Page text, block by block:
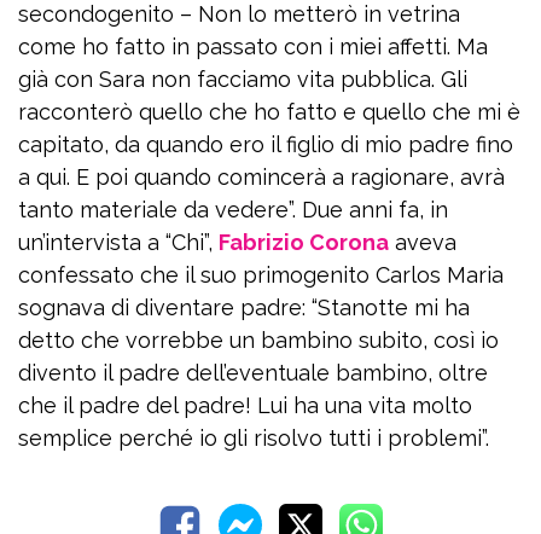
secondogenito – Non lo metterò in vetrina
come ho fatto in passato con i miei affetti. Ma
già con Sara non facciamo vita pubblica. Gli
racconterò quello che ho fatto e quello che mi è
capitato, da quando ero il figlio di mio padre fino
a qui. E poi quando comincerà a ragionare, avrà
tanto materiale da vedere”. Due anni fa, in
un’intervista a “Chi”, Fabrizio Corona aveva
confessato che il suo primogenito Carlos Maria
sognava di diventare padre: “Stanotte mi ha
detto che vorrebbe un bambino subito, così io
divento il padre dell’eventuale bambino, oltre
che il padre del padre! Lui ha una vita molto
semplice perché io gli risolvo tutti i problemi”.